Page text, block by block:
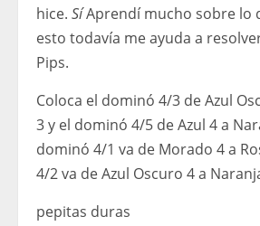
hice. SíAprendí mucho sobre lo
esto todavía me ayuda a
Pips.
Coloca el dominó 4/3 de Azul
3 y el dominó 4/5 de Azul 4 a
dominó 4/1 va de Morado 4 a
4/2 va de Azul Oscuro 4 a
pepitas duras